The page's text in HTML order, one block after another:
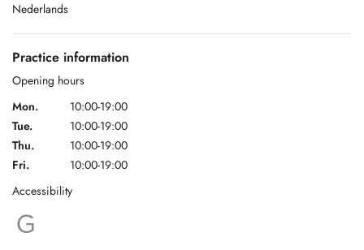
Nederlands
Practice information
Opening hours
Mon.
10:00-19:00
Tue.
10:00-19:00
Thu.
10:00-19:00
Fri.
10:00-19:00
Accessibility